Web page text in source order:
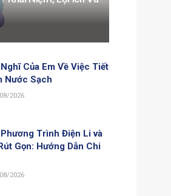
Của Em Về Việc Tiết
Nước Sạch
2026
Trình Điện Li và
Gọn: Hướng Dẫn Chi
2026